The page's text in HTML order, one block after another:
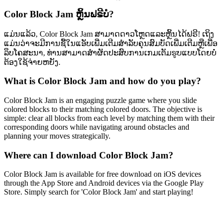
Color Block Jam ຫຼິ້ນຟຣີບໍ?
ແມ່ນແລ້ວ, Color Block Jam ສາມາດດາວໂຫຼດແລະຫຼິ້ນໄດ້ຟຣີ! ເຖິງ
ແມ່ນວ່າຈະມີການຊື້ໃນແອັບເພີ່ມເຕີມສຳລັບຄຸນສົມບັດເພີ່ມເຕີມຫຼືເພື່ອ
ລຶບໂຄສະນາ, ທ່ານສາມາດສຳຜັດປະສົບການເກມເຕັມຮູບແບບໂດຍບໍ່
ຕ້ອງໃຊ້ຈ່າຍຫຍັງ.
What is Color Block Jam and how do you play?
Color Block Jam is an engaging puzzle game where you slide
colored blocks to their matching colored doors. The objective is
simple: clear all blocks from each level by matching them with their
corresponding doors while navigating around obstacles and
planning your moves strategically.
Where can I download Color Block Jam?
Color Block Jam is available for free download on iOS devices
through the App Store and Android devices via the Google Play
Store. Simply search for 'Color Block Jam' and start playing!